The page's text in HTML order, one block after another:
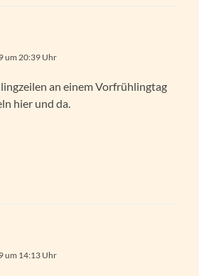
um 20:39 Uhr
an einem Vorfrühlingtag
hier und da.
um 14:13 Uhr